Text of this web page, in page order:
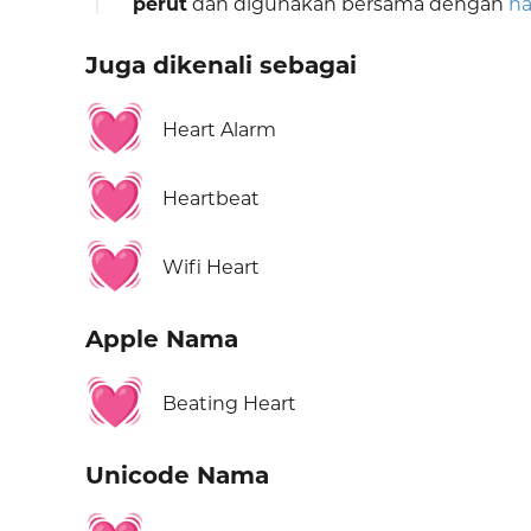
Juga dikenali sebagai
💓 Heart Alarm
💓 Heartbeat
💓 Wifi Heart
Apple Nama
💓 Beating Heart
Unicode Nama